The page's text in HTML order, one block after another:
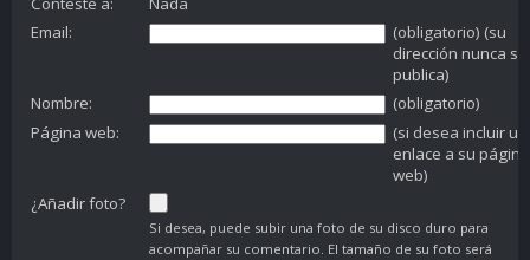
Email:
(obligatorio) (su
dirección nunca se
publica)
Nombre:
(obligatorio)
Página web:
(si desea incluir un
enlace a su página
web)
¿Añadir foto?
Si desea, puede subir una foto de su disco duro para
acompañar su comentario. El tamaño de su foto será